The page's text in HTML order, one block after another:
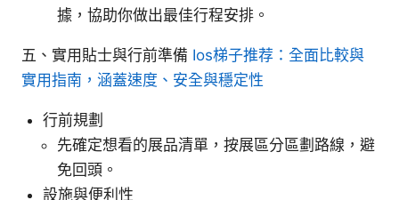
據，協助你做出最佳行程安排。
五、實用貼士與行前準備 Ios梯子推荐：全面比較與
實用指南，涵蓋速度、安全與穩定性
行前規劃
先確定想看的展品清單，按展區分區劃路線，避
免回頭。
設施與便利性